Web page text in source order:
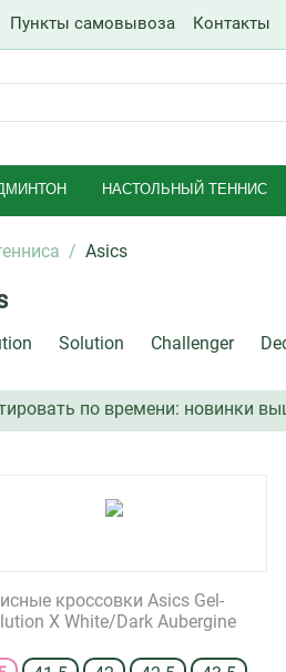
Пункты самовывоза Контакты
НАСТОЛЬНЫЙ ТЕННИС
/ Asics
Solution Challenger
по времени: новинки
кроссовки Asics Gel-
X White/Dark Aubergine